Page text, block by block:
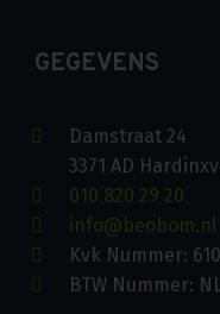
GEGEVENS
Damstraat 24
3371 AD
010 820 29 20
info@beobom.nl
Kvk Nummer:
BTW Nummer: